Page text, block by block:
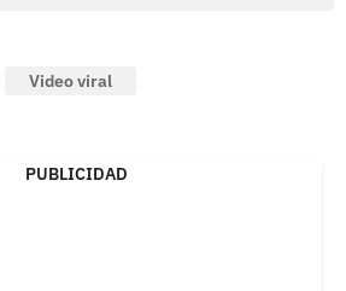
Video viral
PUBLICIDAD